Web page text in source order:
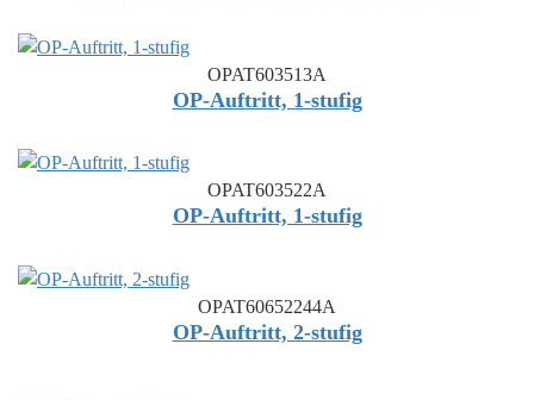
OPAT603513A
OP-Auftritt, 1-stufig
OPAT603522A
OP-Auftritt, 1-stufig
OPAT60652244A
OP-Auftritt, 2-stufig